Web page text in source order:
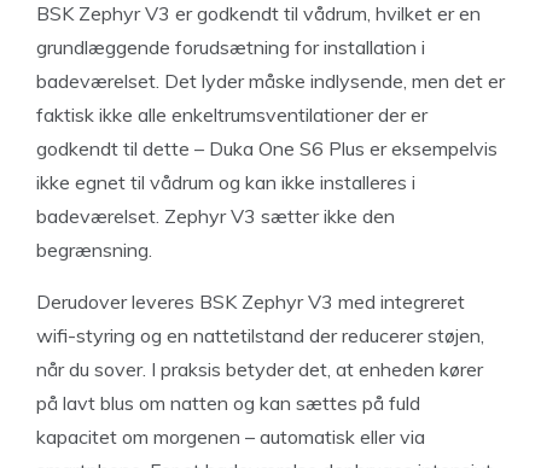
BSK Zephyr V3 er godkendt til vådrum, hvilket er en
grundlæggende forudsætning for installation i
badeværelset. Det lyder måske indlysende, men det er
faktisk ikke alle enkeltrumsventilationer der er
godkendt til dette – Duka One S6 Plus er eksempelvis
ikke egnet til vådrum og kan ikke installeres i
badeværelset. Zephyr V3 sætter ikke den
begrænsning.
Derudover leveres BSK Zephyr V3 med integreret
wifi-styring og en nattetilstand der reducerer støjen,
når du sover. I praksis betyder det, at enheden kører
på lavt blus om natten og kan sættes på fuld
kapacitet om morgenen – automatisk eller via